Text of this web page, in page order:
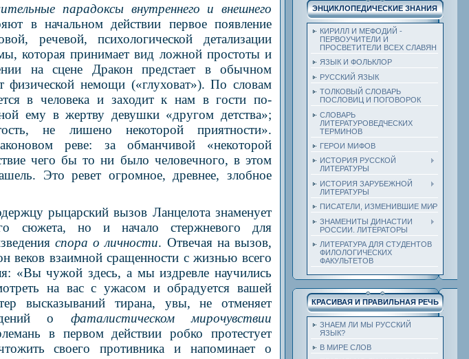
парадоксы внутреннего и внешнего
в начальном действии первое появление
речевой, психологической детализации
которая принимает вид ложной простоты и
на сцене Дракон предстает в обычном
физической немощи («глуховат»). По словам
в человека и заходит к нам в гости по-
ему в жертву девушки «другом детства»;
не лишено некоторой приятности».
реве: за обманчивой «некоторой
чего бы то ни было человечного, в этом
Это ревет огромное, древнее, злобное
рыцарский вызов Ланцелота знаменует
сюжета, но и начало стержневого для
спора о личности. Отвечая на вызов,
веков взаимной сращенности с жизнью всего
«Вы чужой здесь, а мы издревле научились
на вас с ужасом и обрадуется вашей
высказываний тирана, увы, не отменяет
о фаталистическом мирочувствии
в первом действии робко протестует
своего противника и напоминает о
ЭНЦИКЛОПЕДИЧЕСКИЕ ЗНАНИЯ
КИРИЛЛ И МЕФОДИЙ -
ПЕРВОУЧИТЕЛИ И
ПРОСВЕТИТЕЛИ ВСЕХ СЛАВЯН
ЯЗЫК И ФОЛЬКЛОР
РУССКИЙ ЯЗЫК
ТОЛКОВЫЙ СЛОВАРЬ
ПОСЛОВИЦ И ПОГОВОРОК
СЛОВАРЬ
ЛИТЕРАТУРОВЕДЧЕСКИХ
ТЕРМИНОВ
ГЕРОИ МИФОВ
ИСТОРИЯ РУССКОЙ
ЛИТЕРАТУРЫ
ИСТОРИЯ ЗАРУБЕЖНОЙ
ЛИТЕРАТУРЫ
ПИСАТЕЛИ, ИЗМЕНИВШИЕ МИР
ЗНАМЕНИТЫ ДИНАСТИИ
РОССИИ. ЛИТЕРАТОРЫ
ЛИТЕРАТУРА ДЛЯ СТУДЕНТОВ
ФИЛОЛОГИЧЕСКИХ
ФАКУЛЬТЕТОВ
КРАСИВАЯ И ПРАВИЛЬНАЯ РЕЧЬ
ЗНАЕМ ЛИ МЫ РУССКИЙ
ЯЗЫК?
В МИРЕ СЛОВ